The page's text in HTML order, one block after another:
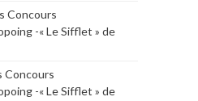
Concours
-« Le Sifflet » de
Concours
-« Le Sifflet » de